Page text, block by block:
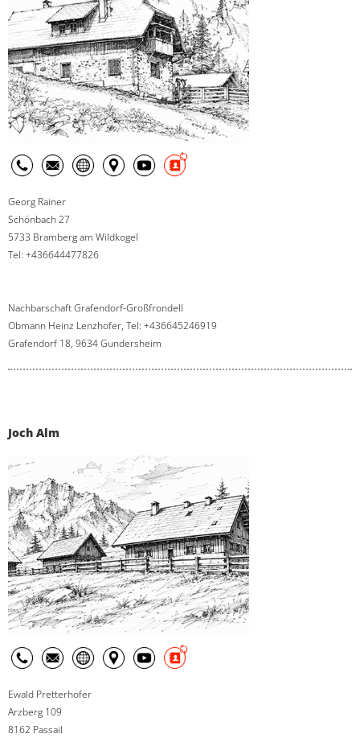
Georg Rainer
Schönbach 27
5733 Bramberg am Wildkogel
Tel: +436644477826
Nachbarschaft Grafendorf-Großfrondell
Obmann Heinz Lenzhofer, Tel: +436645246919
Grafendorf 18, 9634 Gundersheim
Joch Alm
Ewald Pretterhofer
Arzberg 109
8162 Passail